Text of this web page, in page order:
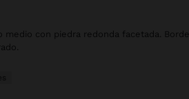
medio con piedra redonda facetada. Borde